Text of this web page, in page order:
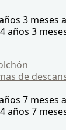
3 meses
4 años 3
de
7 meses
4 años 7